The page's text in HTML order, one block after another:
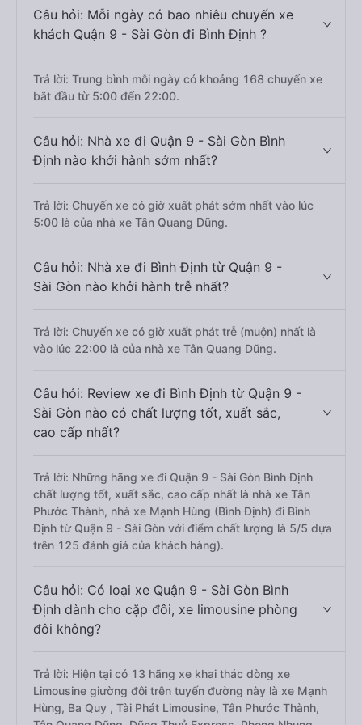
Câu hỏi: Mỗi ngày có bao nhiêu chuyến xe
khách Quận 9 - Sài Gòn đi Bình Định ?
Trả lời: Trung bình mỗi ngày có khoảng 168 chuyến xe
bắt đầu từ 5:00 đến 22:00.
Câu hỏi: Nhà xe đi Quận 9 - Sài Gòn Bình
Định nào khởi hành sớm nhất?
Trả lời: Chuyến xe có giờ xuất phát sớm nhất vào lúc
5:00 là của nhà xe Tân Quang Dũng.
Câu hỏi: Nhà xe đi Bình Định từ Quận 9 -
Sài Gòn nào khởi hành trễ nhất?
Trả lời: Chuyến xe có giờ xuất phát trễ (muộn) nhất là
vào lúc 22:00 là của nhà xe Tân Quang Dũng.
Câu hỏi: Review xe đi Bình Định từ Quận 9 -
Sài Gòn nào có chất lượng tốt, xuất sắc,
cao cấp nhất?
Trả lời: Những hãng xe đi Quận 9 - Sài Gòn Bình Định
chất lượng tốt, xuất sắc, cao cấp nhất là nhà xe Tân
Phước Thành, nhà xe Mạnh Hùng (Bình Định) đi Bình
Định từ Quận 9 - Sài Gòn với điểm chất lượng là 5/5 dựa
trên 125 đánh giá của khách hàng).
Câu hỏi: Có loại xe Quận 9 - Sài Gòn Bình
Định dành cho cặp đôi, xe limousine phòng
đôi không?
Trả lời: Hiện tại có 13 hãng xe khai thác dòng xe
Limousine giường đôi trên tuyến đường này là xe Mạnh
Hùng, Ba Quy , Tài Phát Limousine, Tân Phước Thành,